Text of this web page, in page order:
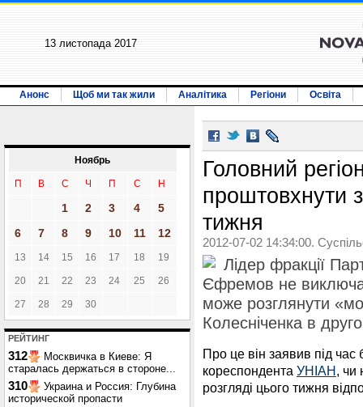
13 листопада 2017
Анонс Щоб ми так жили Аналітика Регіони Освіта
Ноябрь
П В С Ч П С Н
1 2 3 4
5
6
7 8 9 10 11 12
13 14 15 16 17 18 19
20 21 22 23 24 25 26
27 28 29 30
РЕЙТИНГ
312
Москвичка в Киеве: Я
старалась держаться в стороне...
310
Украина и Россия: Глубина
исторической пропасти
Головний
проштовхнути
тижня
2012-07-02 14:34:00.
Лідер фракції
Єфремов не
може розглянути
Колесніченка в
Про це він заявив під час
кореспондента УНІАН, чи
розгляді цього тижня